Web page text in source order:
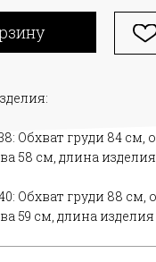
Обхват груди 84 см,
58 см, длина
Обхват груди 88 см,
59 см, длина